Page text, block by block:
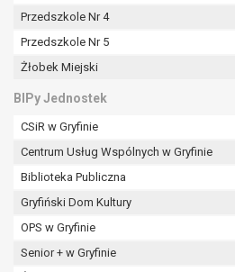
Przedszkole Nr 4
Przedszkole Nr 5
Żłobek Miejski
BIPy Jednostek
CSiR w Gryfinie
Centrum Usług Wspólnych w Gryfinie
Biblioteka Publiczna
Gryfiński Dom Kultury
OPS w Gryfinie
Senior + w Gryfinie